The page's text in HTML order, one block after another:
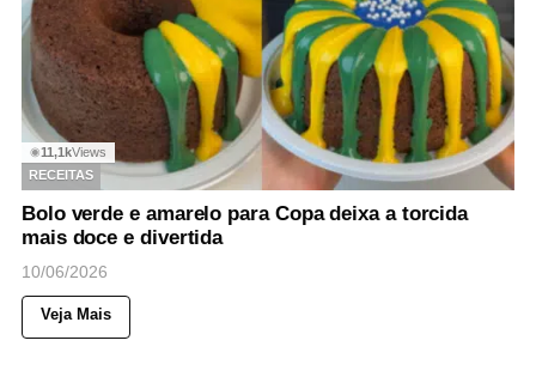
◉11,1kViews
RECEITAS
Bolo verde e amarelo para Copa deixa a torcida
mais doce e divertida
10/06/2026
Veja Mais